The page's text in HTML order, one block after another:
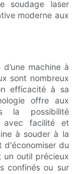
soudage laser
moderne aux
machine à
sont nombreux
efficacité à sa
offre aux
la possibilité
avec facilité et
à souder à la
d'économiser du
outil précieux
confinés ou sur